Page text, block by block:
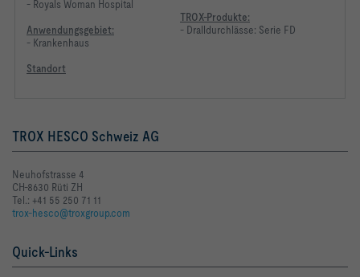
- Royals Woman Hospital
Anwendungsgebiet:
- Krankenhaus
Standort
TROX-Produkte:
- Dralldurchlässe: Serie FD
TROX HESCO Schweiz AG
Neuhofstrasse 4
CH-8630 Rüti ZH
Tel.: +41 55 250 71 11
trox-hesco@troxgroup.com
Quick-Links